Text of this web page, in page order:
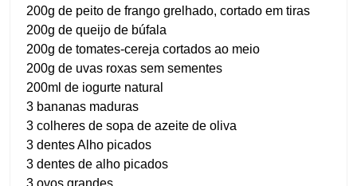
200g de peito de frango grelhado, cortado em tiras
200g de queijo de búfala
200g de tomates-cereja cortados ao meio
200g de uvas roxas sem sementes
200ml de iogurte natural
3 bananas maduras
3 colheres de sopa de azeite de oliva
3 dentes Alho picados
3 dentes de alho picados